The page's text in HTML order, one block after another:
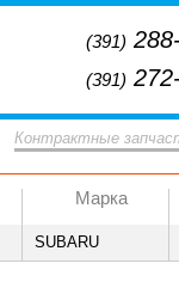
(391)
(391)
Контрактные
Марка
SUBARU